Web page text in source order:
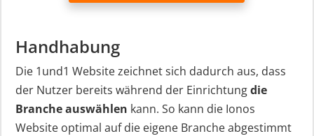
Handhabung
Die 1und1 Website zeichnet sich dadurch aus, dass
der Nutzer bereits während der Einrichtungdie
Branche auswählen kann. So kann die Ionos
Website optimal auf die eigene Branche abgestimmt